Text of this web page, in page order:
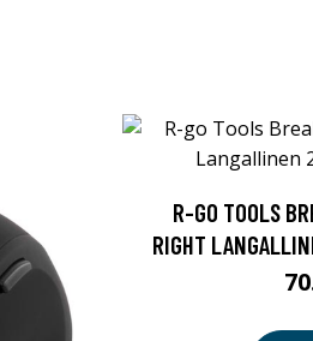
R-GO TOOLS
RIGHT